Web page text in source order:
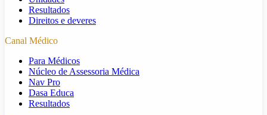
Resultados
Direitos e deveres
Canal Médico
Para Médicos
Núcleo de Assessoria Médica
Nav Pro
Dasa Educa
Resultados